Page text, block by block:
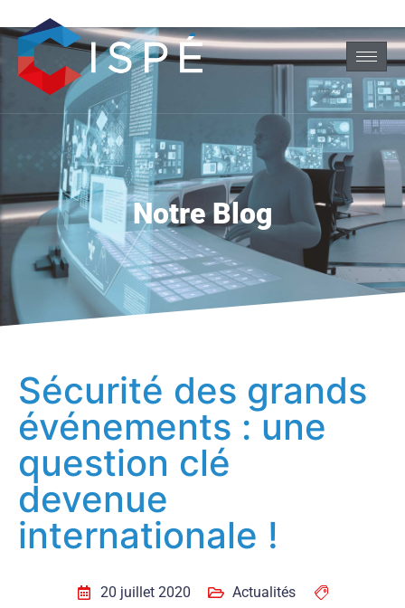
Notre Blog
Sécurité des grands
événements : une
question clé
devenue
internationale !
20 juillet 2020
Actualités